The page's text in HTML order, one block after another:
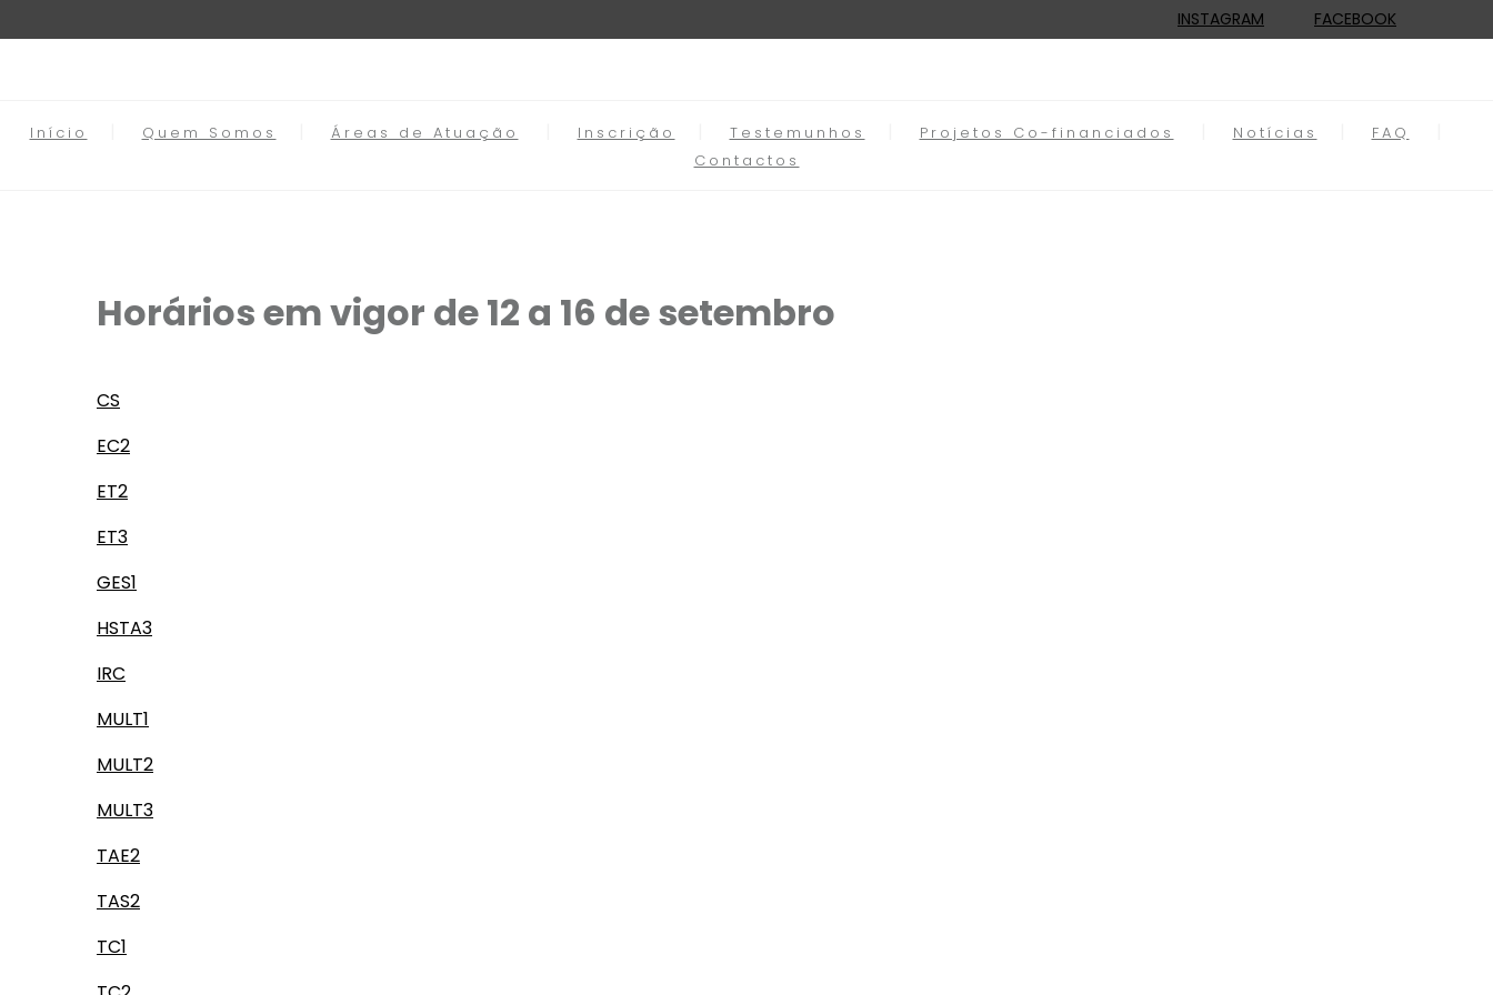
FACEBOOK
INSTAGRAM
Início Quem Somos Áreas de Atuação Inscrição Testemunhos Projetos Co-financiados Notícias
FAQ
Contactos
Horários em vigor de 12 a 16 de setembro
CS
EC2
ET2
ET3
GES1
HSTA3
IRC
MULT1
MULT2
MULT3
TAE2
TAS2
TC1